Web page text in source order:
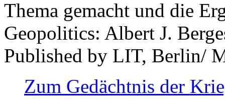
Thema gemacht und die
Geopolitics: Albert J.
Published by LIT, Berlin/
Zum Gedächtnis der